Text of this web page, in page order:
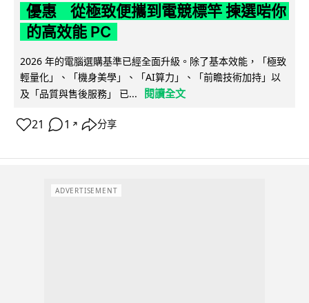
優惠 從極致便攜到電競標竿 揀選啱你
的高效能 PC
2026 年的電腦選購基準已經全面升級。除了基本效能，「極致
輕量化」、「機身美學」、「AI算力」、「前瞻技術加持」以
及「品質與售後服務」 已...
閱讀全文
21 1 ↗ 分享
ADVERTISEMENT